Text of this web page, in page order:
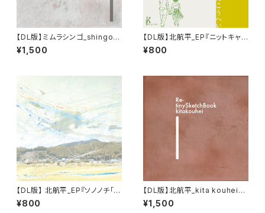
【DL版】ミムラシンゴ_shingo
mimura 『 PianissimoPages
1 』
¥1,500
【DL版】北航平_EP『ニットキャッ
プシアター「よりそう人」オリジナ
ルサウンドトラック』
¥800
【DL版】 北航平_EP『ソノノチ「風
景によせて2024 -かざまち-」
オリジナル・サウンドトラック』
¥800
【DL版】北航平_kita kouhei『R
e-tinySketchBook Ⅰ』
¥1,500